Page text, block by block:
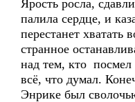
Ярость росла,
палила сердце, и
перестанет хватать
странное
над тем, кто посмел
всё, что думал.
Энрике был